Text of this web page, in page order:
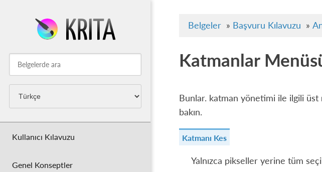
Kullanıcı Kılavuzu
Genel Konseptler
Belgeler » Başvuru Kılavuzu »
Katmanlar
Bunlar. katman yönetimi ile ilgili üst
bakın.
Katmanı Kes
Yalnızca pikseller yerine tüm